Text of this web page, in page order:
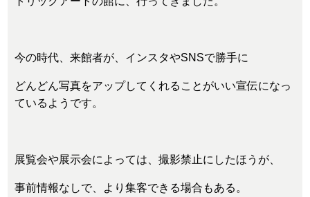
今の時代、来館者が、インスタやSNSで勝手に
どんどん写真をアップしてくれることがいい宣伝になっ
ているようです。
展覧会や展示会によっては、撮影禁止にしたほうが、
事前情報なしで、より集客できる場合もある。